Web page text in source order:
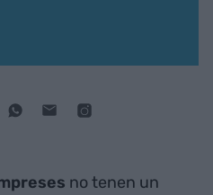
no tenen un